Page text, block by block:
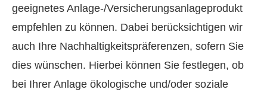
geeignetes Anlage-/Versicherungsanlageprodukt
empfehlen zu können. Dabei berücksichtigen wir
auch Ihre Nachhaltigkeitspräferenzen, sofern Sie
dies wünschen. Hierbei können Sie festlegen, ob
bei Ihrer Anlage ökologische und/oder soziale